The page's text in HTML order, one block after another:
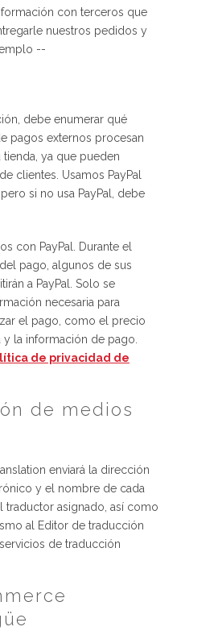
con terceros que
nuestros pedidos y
--
debe enumerar qué
pagos externos procesan
tienda, ya que pueden
clientes. Usamos PayPal
si no usa PayPal, debe
con PayPal. Durante el
pago, algunos de sus
a PayPal. Solo se
necesaria para
el pago, como el precio
la información de pago.
de privacidad de
de medios
enviará la dirección
y el nombre de cada
traductor asignado, así como
al Editor de traducción
de traducción